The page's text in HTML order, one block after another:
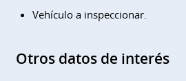
Vehículo a inspeccionar.
Otros datos de interés